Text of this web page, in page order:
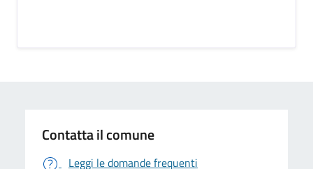
Contatta il comune
Leggi le domande frequenti